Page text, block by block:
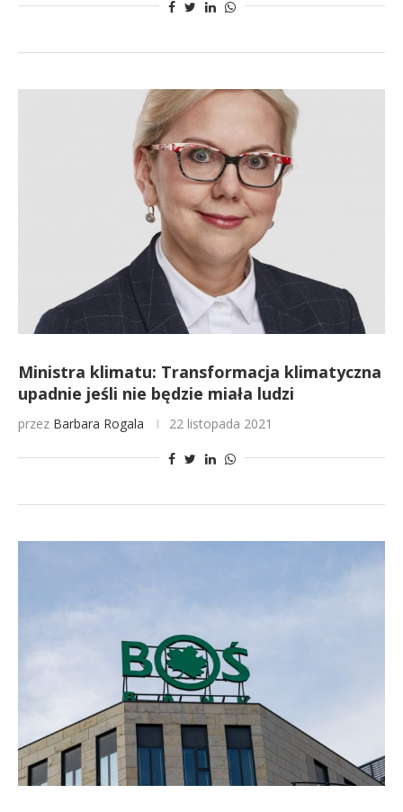
Ministra klimatu: Transformacja klimatyczna
upadnie jeśli nie będzie miała ludzi
przez Barbara Rogala 22 listopada 2021